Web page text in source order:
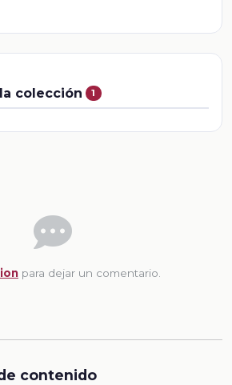
colección 1
para dejar un comentario.
contenido